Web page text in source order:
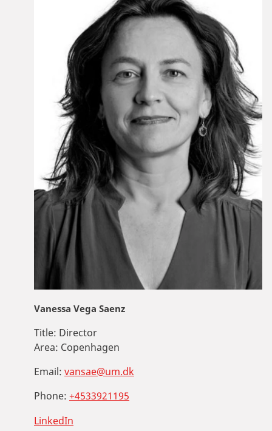
Vanessa Vega Saenz
Title: Director
Area: Copenhagen
Email: vansae@um.dk
Phone: +4533921195
LinkedIn